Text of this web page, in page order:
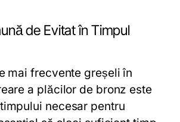
de Evitat în Timpul
mai frecvente greșeli în
a plăcilor de bronz este
necesar pentru